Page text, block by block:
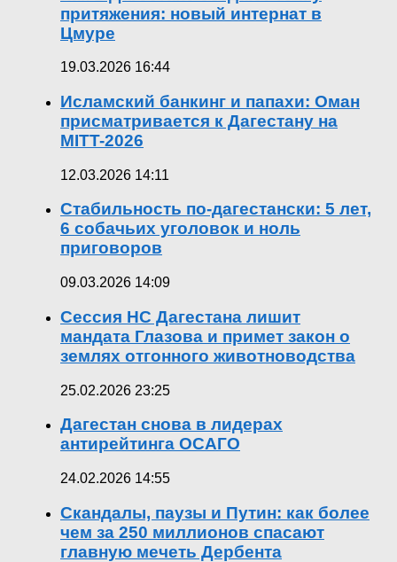
притяжения: новый интернат в
Цмуре
19.03.2026 16:44
Исламский банкинг и папахи: Оман
присматривается к Дагестану на
MITT-2026
12.03.2026 14:11
Стабильность по-дагестански: 5 лет,
6 собачьих уголовок и ноль
приговоров
09.03.2026 14:09
Сессия НС Дагестана лишит
мандата Глазова и примет закон о
землях отгонного животноводства
25.02.2026 23:25
Дагестан снова в лидерах
антирейтинга ОСАГО
24.02.2026 14:55
Скандалы, паузы и Путин: как более
чем за 250 миллионов спасают
главную мечеть Дербента